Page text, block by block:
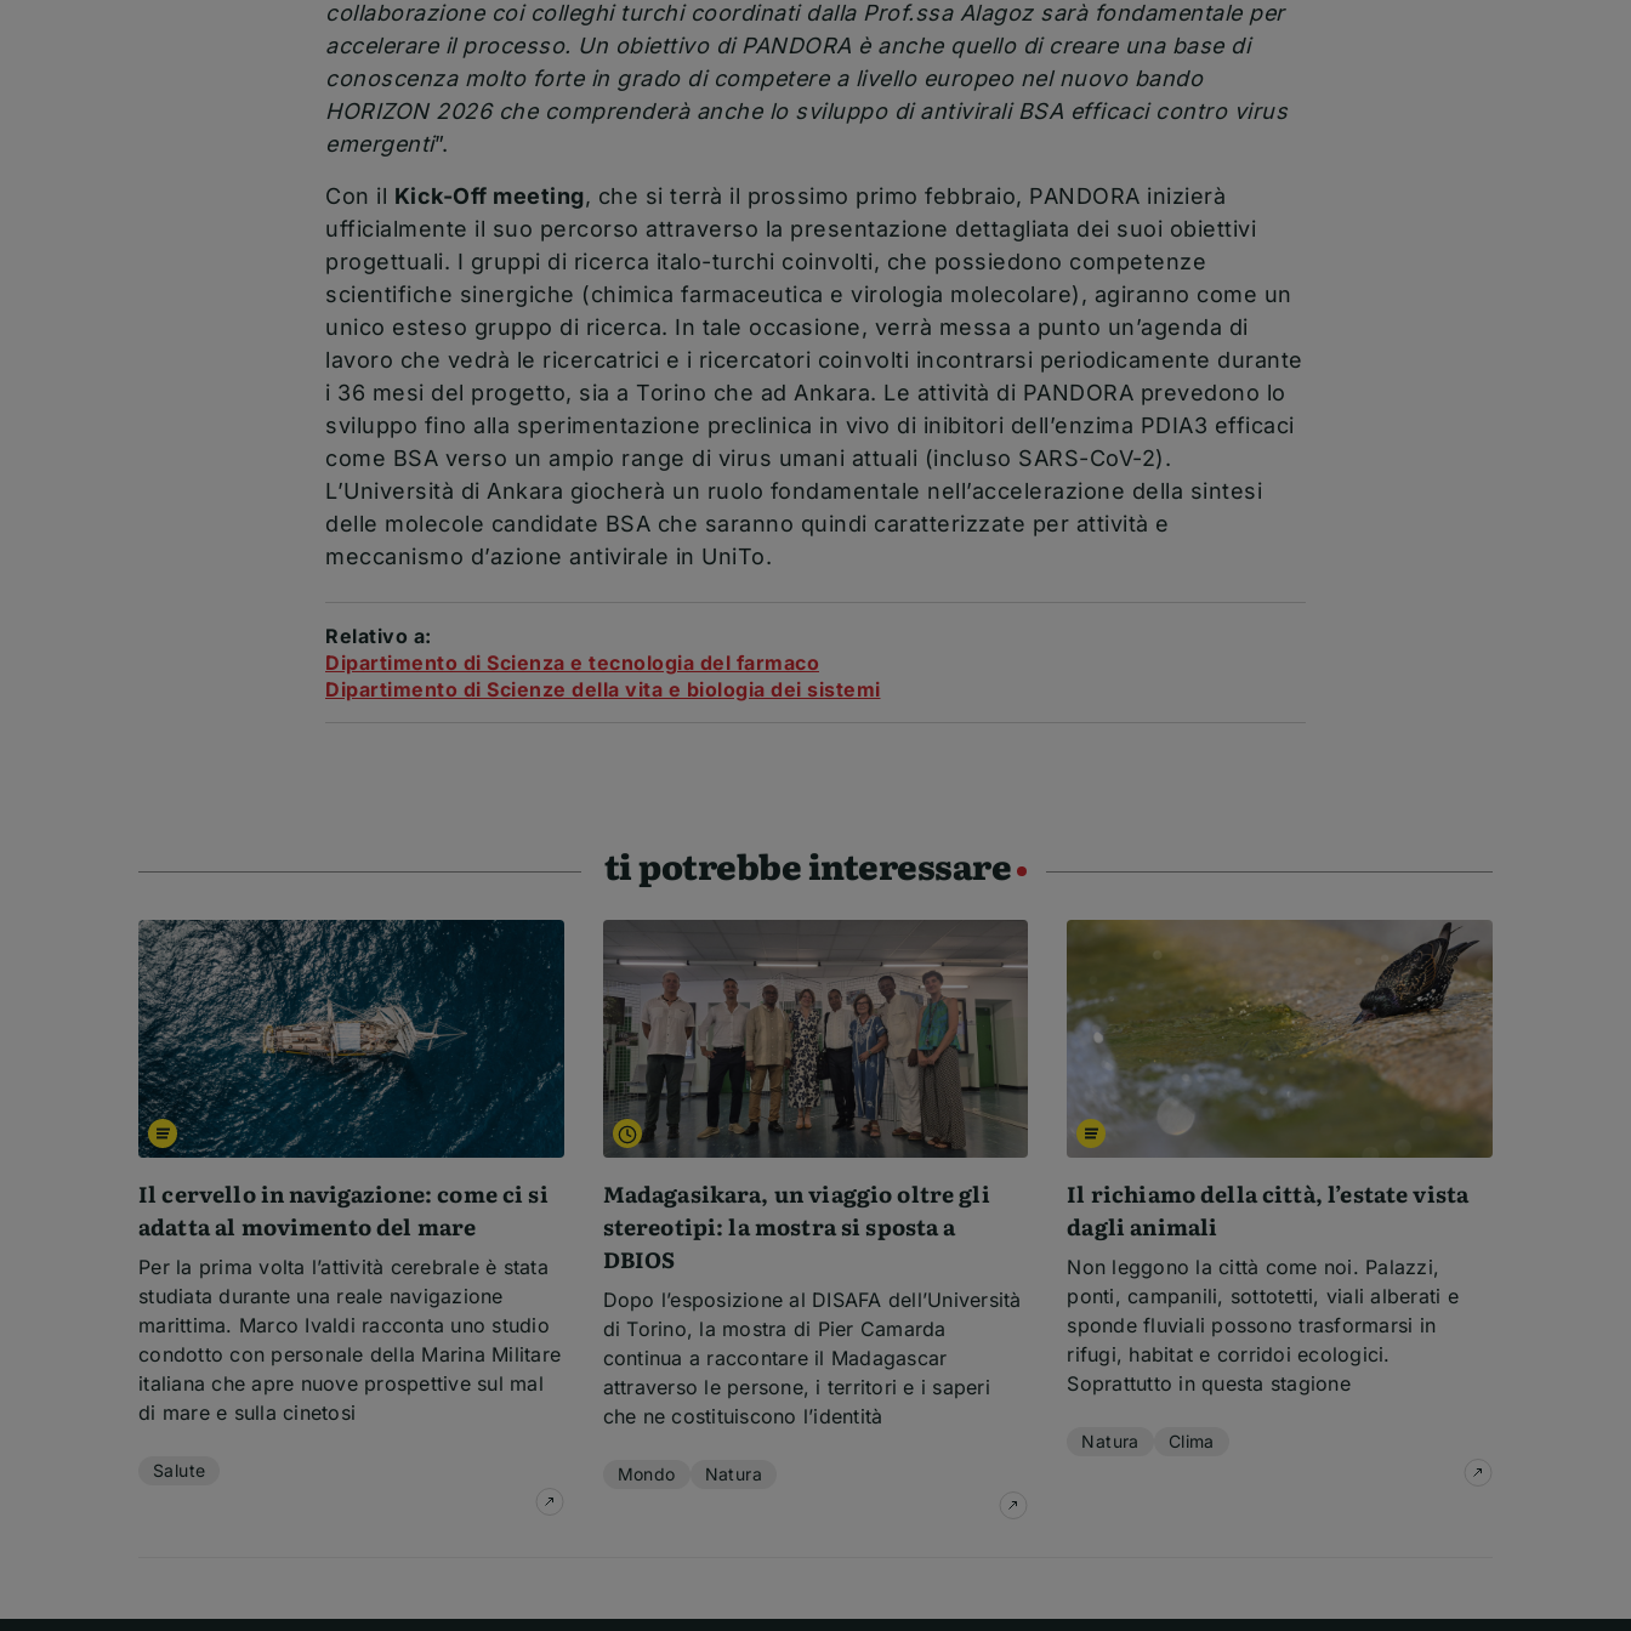
collaborazione coi colleghi turchi coordinati dalla Prof.ssa Alagoz sarà fondamentale per
accelerare il processo. Un obiettivo di PANDORA è anche quello di creare una base di
conoscenza molto forte in grado di competere a livello europeo nel nuovo bando
HORIZON 2026 che comprenderà anche lo sviluppo di antivirali BSA efficaci contro virus
emergenti”.
Con il Kick-Off meeting, che si terrà il prossimo primo febbraio, PANDORA inizierà
ufficialmente il suo percorso attraverso la presentazione dettagliata dei suoi obiettivi
progettuali. I gruppi di ricerca italo-turchi coinvolti, che possiedono competenze
scientifiche sinergiche (chimica farmaceutica e virologia molecolare), agiranno come un
unico esteso gruppo di ricerca. In tale occasione, verrà messa a punto un’agenda di
lavoro che vedrà le ricercatrici e i ricercatori coinvolti incontrarsi periodicamente durante
i 36 mesi del progetto, sia a Torino che ad Ankara. Le attività di PANDORA prevedono lo
sviluppo fino alla sperimentazione preclinica in vivo di inibitori dell’enzima PDIA3 efficaci
come BSA verso un ampio range di virus umani attuali (incluso SARS-CoV-2).
L’Università di Ankara giocherà un ruolo fondamentale nell’accelerazione della sintesi
delle molecole candidate BSA che saranno quindi caratterizzate per attività e
meccanismo d’azione antivirale in UniTo.
Relativo a:
Dipartimento di Scienza e tecnologia del farmaco
Dipartimento di Scienze della vita e biologia dei sistemi
ti potrebbe interessare
Il cervello in navigazione: come ci si
adatta al movimento del mare
Per la prima volta l’attività cerebrale è stata
studiata durante una reale navigazione
marittima. Marco Ivaldi racconta uno studio
condotto con personale della Marina Militare
italiana che apre nuove prospettive sul mal
di mare e sulla cinetosi
Salute
su Il cervello in navigazione: come ci si adatta al movimento del mare
Madagasikara, un viaggio oltre gli
stereotipi: la mostra si sposta a
DBIOS
Dopo l’esposizione al DISAFA dell’Università
di Torino, la mostra di Pier Camarda
continua a raccontare il Madagascar
attraverso le persone, i territori e i saperi
che ne costituiscono l’identità
Mondo Natura
su
Il richiamo della città, l’estate vista
dagli animali
Non leggono la città come noi. Palazzi,
ponti, campanili, sottotetti, viali alberati e
sponde fluviali possono trasformarsi in
rifugi, habitat e corridoi ecologici.
Soprattutto in questa stagione
Natura Clima
su